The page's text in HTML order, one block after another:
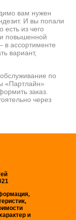
вам нужен
И вы попали
из чего
повышенной
в ассортименте
вариант,
по
«Партлайн»
заказ.
через
и